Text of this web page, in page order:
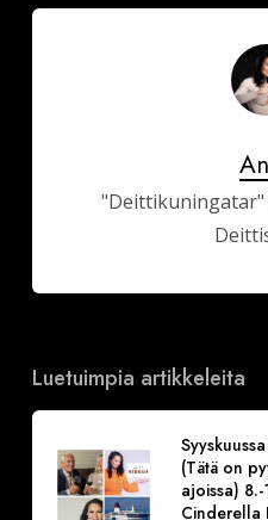
"Deittikuningatar"
Luetuimpia artikkeleita
(Tätä on
ajoissa)
Cinderella